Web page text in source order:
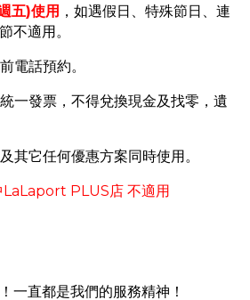
五)使用 ，如遇假日、特殊節日、連
不適用。
電話預約。
一發票，不得兌換現金及找零，遺
其它任何優惠方案同時使用。
LaLaport PLUS店 不適用
一直都是我們的服務精神！